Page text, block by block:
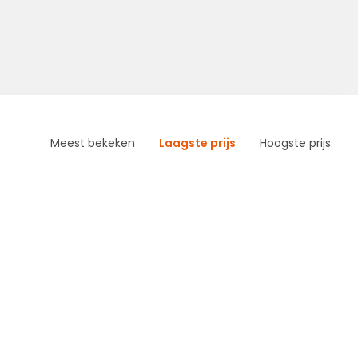
Meest bekeken Laagste prijs Hoogste prijs